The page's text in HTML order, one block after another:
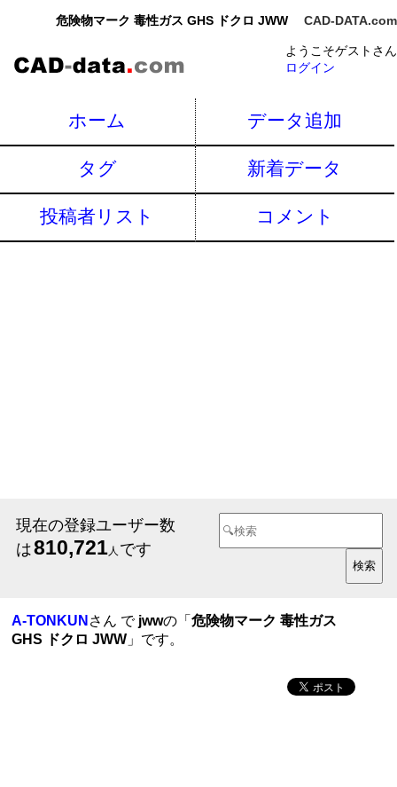
危険物マーク 毒性ガス GHS ドクロ JWW CAD-DATA.com
ようこそゲストさん
ログイン
ホーム データ追加
タグ 新着データ
投稿者リスト コメント
現在の登録ユーザー数
は810,721人 です
A-TONKUN さん で jwwの「危険物マーク 毒性ガス
GHS ドクロ JWW 」です。